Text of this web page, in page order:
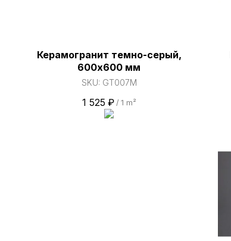
Керамогранит темно-серый,
600х600 мм
SKU: GT007M
1 525 ₽ / 1 m²